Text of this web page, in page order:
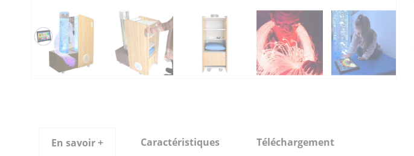
En savoir + Caractéristiques Téléchargement